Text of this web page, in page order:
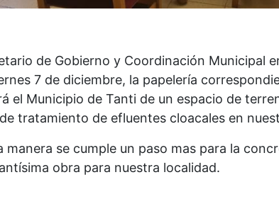
de Gobierno y Coordinación Municipal
7 de diciembre, la papelería
el Municipio de Tanti de un espacio de
tratamiento de efluentes cloacales en
manera se cumple un paso mas para la
obra para nuestra localidad.